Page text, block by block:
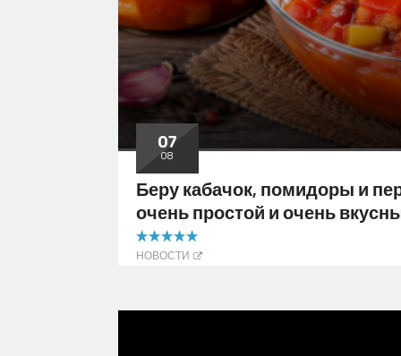
07
08
Беру кабачок, помидоры и
очень простой и очень
5.00 out of 5
НОВОСТИ